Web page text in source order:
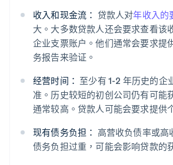
收入和现金流： 贷款人对年收入的
大。大多数贷款人还会要求查看该
企业支票账户。他们通常会要求提
务报告来验证。
经营时间： 至少有 1-2 年历史的企
准。历史较短的初创公司仍有可能
通常较高。贷款人可能会要求提供
现有债务负担： 高营收负债率或高
债务负担过重，可能会影响贷款的